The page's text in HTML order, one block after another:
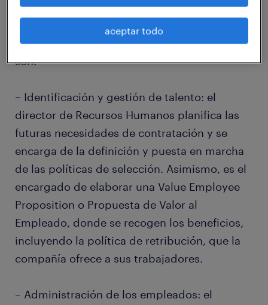
trabaja, el encargado de la gestión de
personas tiene ciertas actividades
primordiales. Las dos funciones principales
son:
– Identificación y gestión de talento: el
director de Recursos Humanos planifica las
futuras necesidades de contratación y se
encarga de la definición y puesta en marcha
de las políticas de selección. Asimismo, es el
encargado de elaborar una Value Employee
Proposition o Propuesta de Valor al
Empleado, donde se recogen los beneficios,
incluyendo la política de retribución, que la
compañía ofrece a sus trabajadores.
– Administración de los empleados: el
aceptar todo